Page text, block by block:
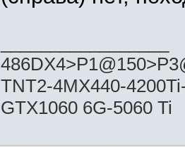
TNT2-4MX440-
GTX1060 6G-5060 Ti